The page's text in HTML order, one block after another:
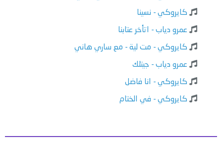
كايروكي - نسينا
عمرو دياب - اتأخر عتابنا
كايروكي - مت لية - مع ساري هاني
عمرو دياب - جيتلك
كايروكي - انا فاضل
كايروكي - في الختام